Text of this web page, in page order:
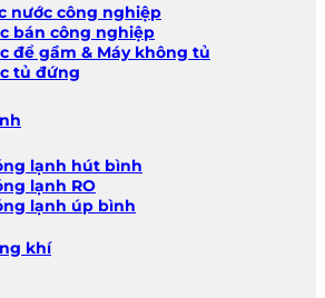
nước công nghiệp
bán công nghiệp
để gầm & Máy không tủ
tủ đứng
lạnh hút bình
lạnh RO
lạnh úp bình
khí